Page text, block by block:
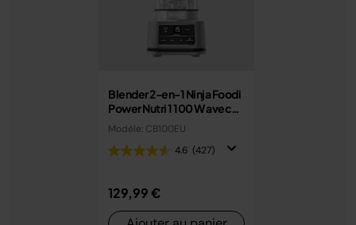
Blender 2-en-1 Ninja Foodi
Power Nutri 1 100 W avec
gobelet à emporter
Modèle: CB100EU
4.6 (427)
129,99 €